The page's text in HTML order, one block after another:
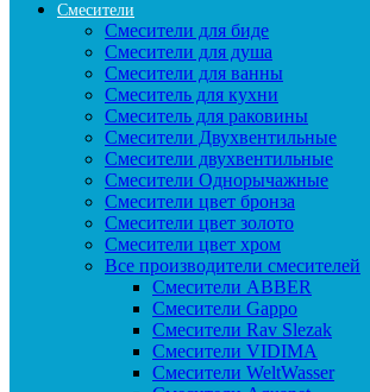
Смесители
Смесители для биде
Смесители для душа
Смесители для ванны
Смеситель для кухни
Смеситель для раковины
Смесители Двухвентильные
Смесители двухвентильные
Смесители Однорычажные
Смесители цвет бронза
Смесители цвет золото
Смесители цвет хром
Все производители смесителей
Cмесители ABBER
Cмесители Gappo
Cмесители Rav Slezak
Cмесители VIDIMA
Cмесители WeltWasser